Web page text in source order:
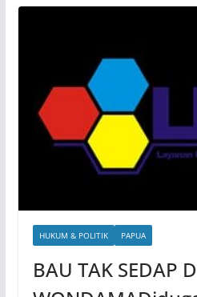
HUKUM & POLITIK PAPUA
BAU TAK SEDAP